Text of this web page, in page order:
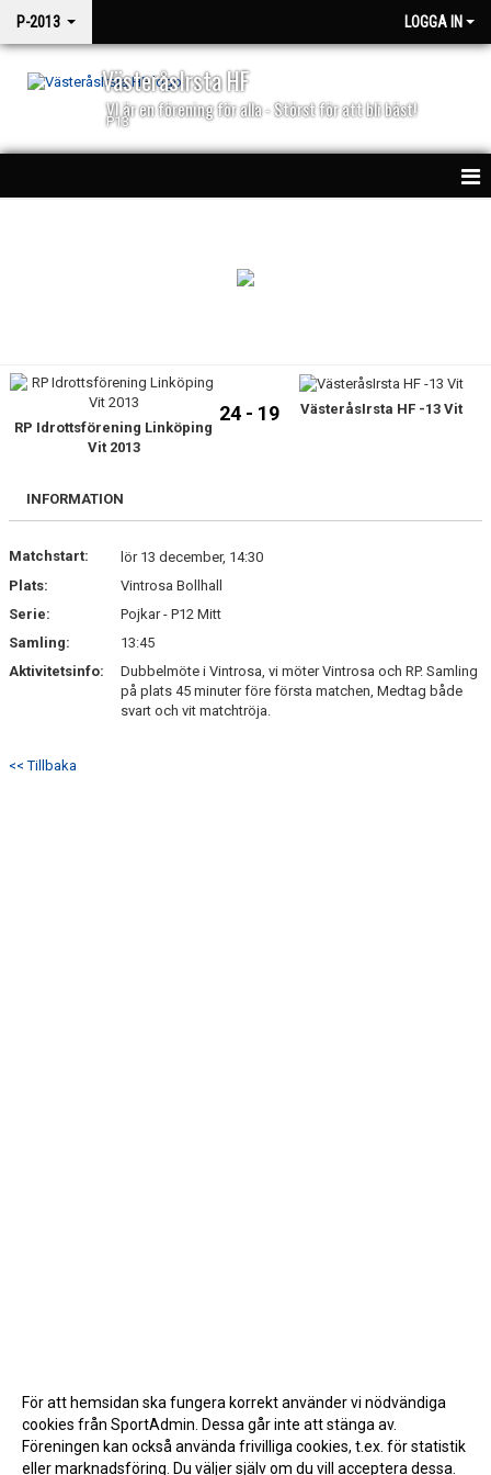
P-2013 LOGGA IN
VästeråsIrsta HF
VI är en förening för alla - Störst för att bli bäst!
P13
MATCHSPEL
TRUPPEN
BILDGALLERI
KONTAKT
RP Idrottsförening Linköping
Vit 2013
24 - 19 VästeråsIrsta HF -13 Vit
INFORMATION
Matchstart:
lör 13 december, 14:30
Plats:
Vintrosa Bollhall
Serie:
Pojkar - P12 Mitt
Samling:
13:45
Aktivitetsinfo:
Dubbelmöte i Vintrosa, vi möter Vintrosa och RP. Samling
på plats 45 minuter före första matchen, Medtag både
svart och vit matchtröja.
<< Tillbaka
För att hemsidan ska fungera korrekt använder vi nödvändiga
cookies från SportAdmin. Dessa går inte att stänga av.
Föreningen kan också använda frivilliga cookies, t.ex. för statistik
eller marknadsföring. Du väljer själv om du vill acceptera dessa.